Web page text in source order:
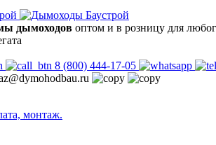
дымоходов оптом и в розницу для
8 (800) 444-17-05
монтаж.